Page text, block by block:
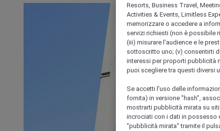
Resorts, Business Travel,
Activities & Events, Limitless
memorizzare o accedere a
servizi richiesti (non è possibile
(iii) misurare l'audience e le
sottoscritto uno; (v) consentirti
interessi per proporti pubblicità
puoi scegliere tra questi diversi
Se accetti l'uso delle
fornita) in versione "hash",
mostrarti pubblicità mirata su
incrociati con i dati in possesso
"pubblicità mirata" tramite il